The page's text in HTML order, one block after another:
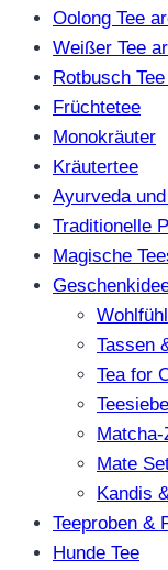
Oolong Tee
Weißer Tee
Rotbusch
Früchtetee
Monokräuter
Kräutertee
Ayurveda
Traditionelle
Magische
Tassen
Tea for
Teesiebe
Matcha-
Mate
Kandis
Teeproben &
Hunde Tee